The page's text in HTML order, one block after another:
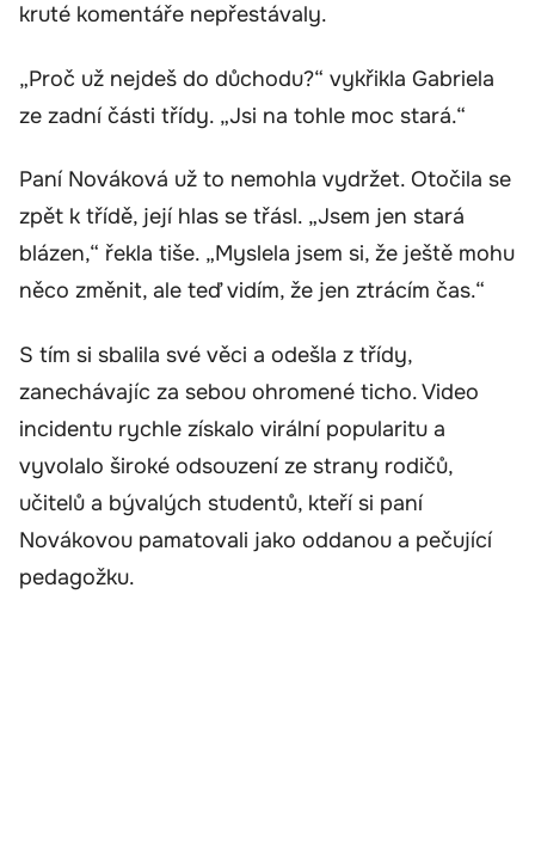
kruté komentáře nepřestávaly.
„Proč už nejdeš do důchodu?“ vykřikla Gabriela
ze zadní části třídy. „Jsi na tohle moc stará.“
Paní Nováková už to nemohla vydržet. Otočila se
zpět k třídě, její hlas se třásl. „Jsem jen stará
blázen,“ řekla tiše. „Myslela jsem si, že ještě mohu
něco změnit, ale teď vidím, že jen ztrácím čas.“
S tím si sbalila své věci a odešla z třídy,
zanechávajíc za sebou ohromené ticho. Video
incidentu rychle získalo virální popularitu a
vyvolalo široké odsouzení ze strany rodičů,
učitelů a bývalých studentů, kteří si paní
Novákovou pamatovali jako oddanou a pečující
pedagožku.